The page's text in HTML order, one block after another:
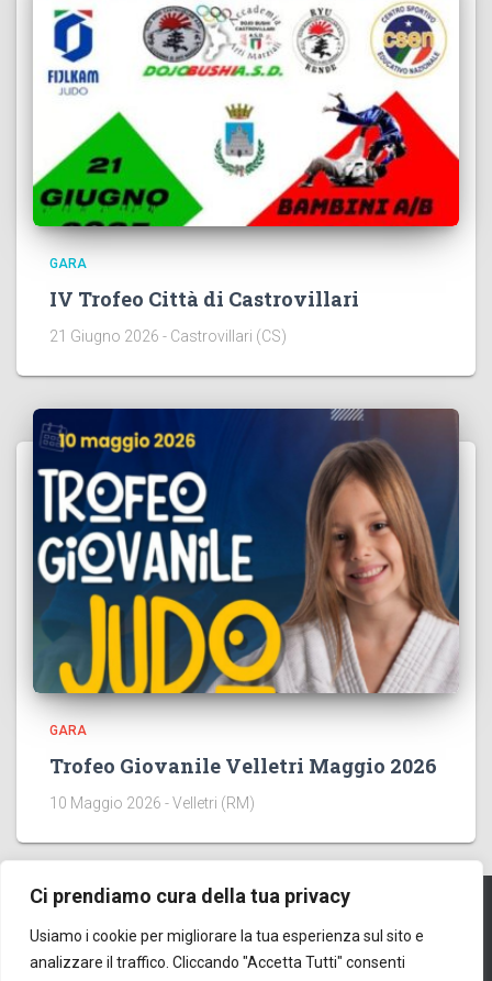
Ci prendiamo cura della tua privacy
Usiamo i cookie per migliorare la tua esperienza sul sito e
analizzare il traffico. Cliccando "Accetta Tutti" consenti
GARA
IV Trofeo Città di Castrovillari
21 Giugno 2026 - Castrovillari (CS)
GARA
Trofeo Giovanile Velletri Maggio 2026
10 Maggio 2026 - Velletri (RM)
HOME EVENTI CONTATTI ORGANIGRAMMA